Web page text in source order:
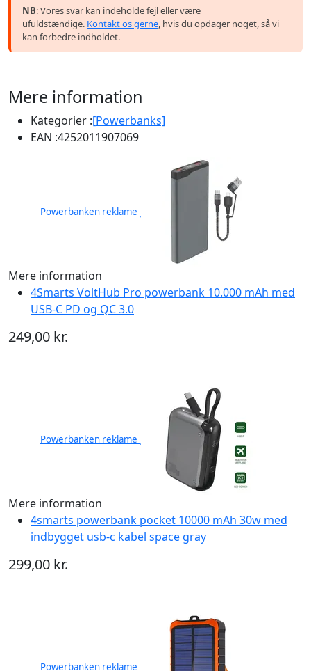
NB: Vores svar kan indeholde fejl eller være
ufuldstændige. Kontakt os gerne, hvis du opdager noget, så vi
kan forbedre indholdet.
Mere information
Kategorier :[Powerbanks]
EAN :4252011907069
Powerbanken reklame
Mere information
4Smarts VoltHub Pro powerbank 10.000 mAh med
USB-C PD og QC 3.0
249,00 kr.
Powerbanken reklame
Mere information
4smarts powerbank pocket 10000 mAh 30w med
indbygget usb-c kabel space gray
299,00 kr.
Powerbanken reklame